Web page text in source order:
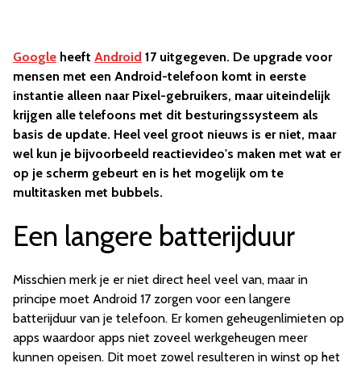
Google heeft Android 17 uitgegeven. De upgrade voor
mensen met een Android-telefoon komt in eerste
instantie alleen naar Pixel-gebruikers, maar uiteindelijk
krijgen alle telefoons met dit besturingssysteem als
basis de update. Heel veel groot nieuws is er niet, maar
wel kun je bijvoorbeeld reactievideo's maken met wat er
op je scherm gebeurt en is het mogelijk om te
multitasken met bubbels.
Een langere batterijduur
Misschien merk je er niet direct heel veel van, maar in
principe moet Android 17 zorgen voor een langere
batterijduur van je telefoon. Er komen geheugenlimieten op
apps waardoor apps niet zoveel werkgeheugen meer
kunnen opeisen. Dit moet zowel resulteren in winst op het